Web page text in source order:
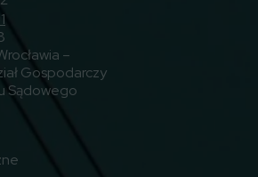
–
Gospodarczy
Sądowego